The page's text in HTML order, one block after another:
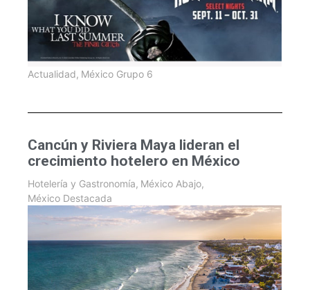
Actualidad, México Grupo 6
Cancún y Riviera Maya lideran el
crecimiento hotelero en México
Hotelería y Gastronomía, México Abajo,
México Destacada